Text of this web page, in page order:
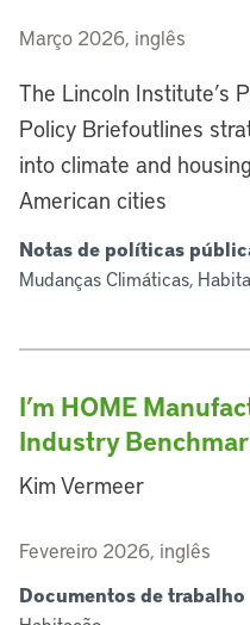
Março 2026, inglês
The Lincoln Institute’s
Policy Briefoutlines
into climate and
American cities
Notas de políticas
Mudanças Climáticas,
I’m HOME
Industry
Kim Vermeer
Fevereiro 2026, inglês
Documentos de trabalho